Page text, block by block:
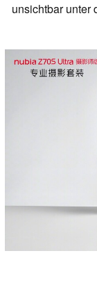
unsichtbar unter